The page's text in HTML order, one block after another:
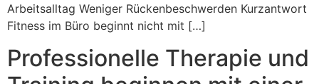
Arbeitsalltag Weniger Rückenbeschwerden Kurzantwort
Fitness im Büro beginnt nicht mit […]
Professionelle Therapie und